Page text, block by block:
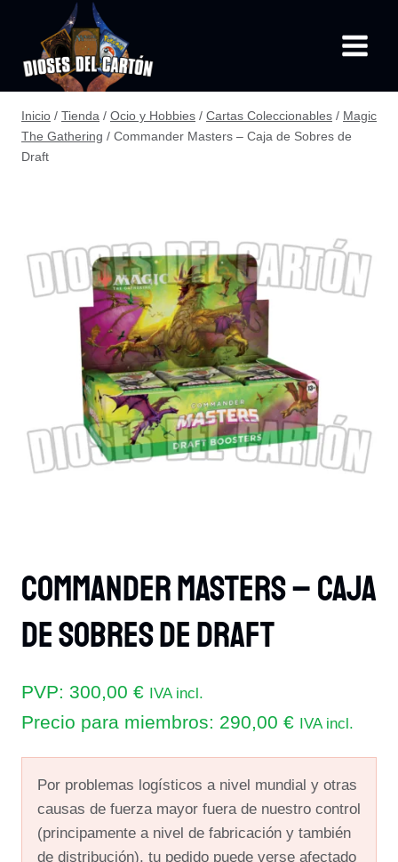
contenido
Inicio / Tienda / Ocio y Hobbies / Cartas Coleccionables / Magic
The Gathering / Commander Masters – Caja de Sobres de
Draft
Commander Masters – Caja
De Sobres De Draft
PVP: 300,00 € IVA incl.
Precio para miembros: 290,00 € IVA incl.
Por problemas logísticos a nivel mundial y otras
causas de fuerza mayor fuera de nuestro control
(principamente a nivel de fabricación y también
de distribución), tu pedido puede verse afectado